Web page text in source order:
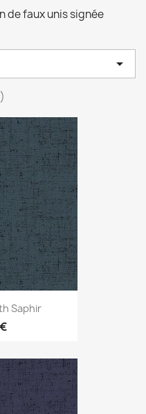
de faux unis signée

Saphir